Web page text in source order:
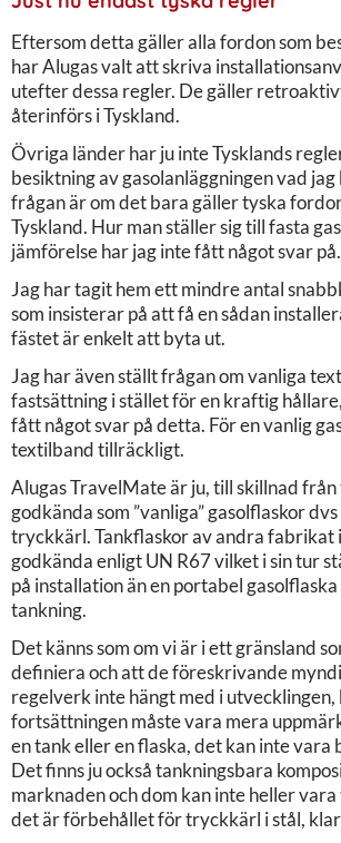
Eftersom detta gäller alla fordon som
har Alugas valt att skriva
utefter dessa regler. De gäller
återinförs i Tyskland.
Övriga länder har ju inte Tysklands
besiktning av gasolanläggningen vad
frågan är om det bara gäller tyska
Tyskland. Hur man ställer sig till fasta
jämförelse har jag inte fått något svar på.
Jag har tagit hem ett mindre antal
som insisterar på att få en sådan
fästet är enkelt att byta ut.
Jag har även ställt frågan om vanliga
fastsättning i stället för en kraftig
fått något svar på detta. För en vanlig
textilband tillräckligt.
Alugas TravelMate är ju, till skillnad
godkända som ”vanliga” gasolflaskor
tryckkärl. Tankflaskor av andra fabrikat
godkända enligt UN R67 vilket i sin tur
på installation än en portabel
tankning.
Det känns som om vi är i ett gränsland
definiera och att de föreskrivande
regelverk inte hängt med i
fortsättningen måste vara mera
en tank eller en flaska, det kan inte vara
Det finns ju också tankningsbara
marknaden och dom kan inte heller
det är förbehållet för tryckkärl i stål,